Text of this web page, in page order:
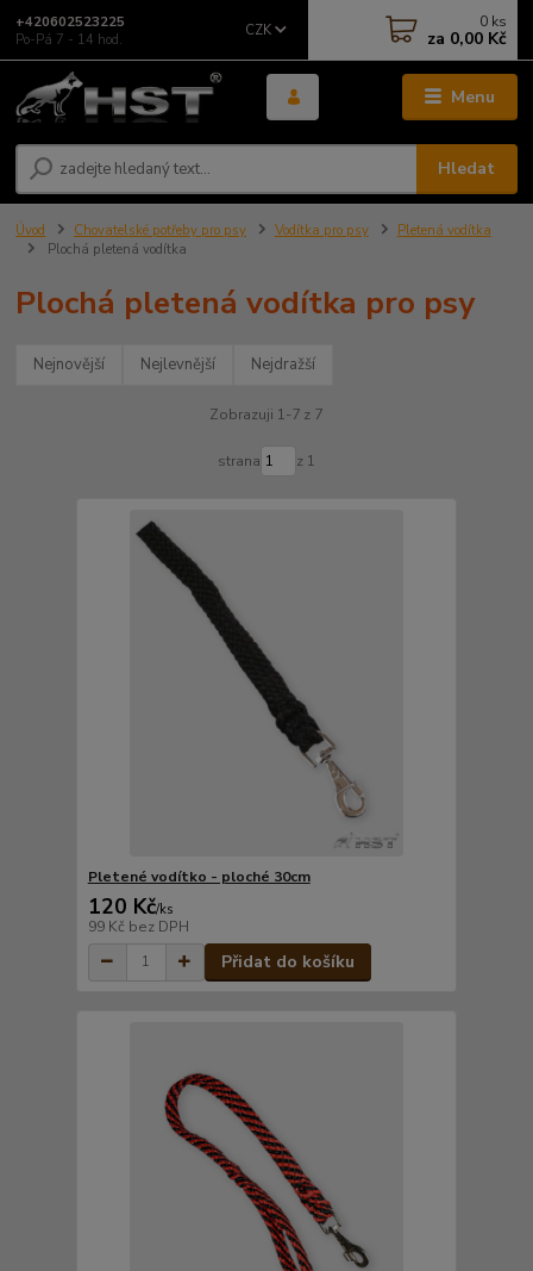
Menu
CZK
Hledat
+420602523225
Po-Pá 7 - 14 hod.
0 ks
za 0,00 Kč
Úvod Chovatelské potřeby pro psy Vodítka pro psy
Pletená vodítka
Plochá pletená vodítka
Plochá pletená vodítka pro psy
Nejnovější Nejlevnější Nejdražší
Zobrazuji 1-7 z 7
strana z 1
Pletené vodítko - ploché 30cm
120 Kč/ks
99 Kč bez DPH
Přidat do košíku